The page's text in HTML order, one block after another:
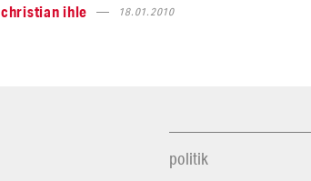
christian ihle
18.01.2010
politik